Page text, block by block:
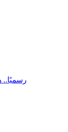
رسميًا..